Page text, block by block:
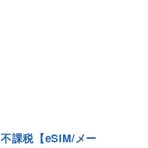
不課税【eSIM/メー